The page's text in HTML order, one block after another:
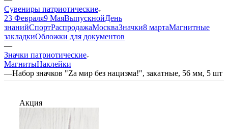
Сувениры патриотические
23 Февраля9 МаяВыпускнойДень
знанийСпортРаспродажаМоскваЗначки8 мартаМагнитные
закладкиОбложки для документов
—
Значки патриотические
МагнитыНаклейки
—Набор значков "Zа мир без нацизма!", закатные, 56 мм, 5 шт
Акция